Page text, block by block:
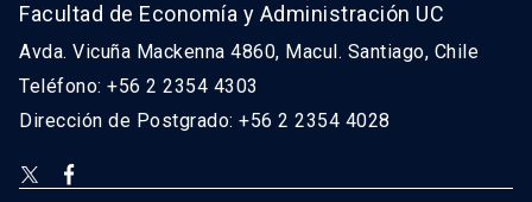
Facultad de Economía y Administración UC
Avda. Vicuña Mackenna 4860, Macul. Santiago, Chile
Teléfono: +56 2 2354 4303
Dirección de Postgrado: +56 2 2354 4028